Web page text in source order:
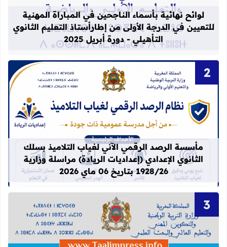
لوائح نهائية بأسماء الناجحين في المباراة المهنية
للتعيين في الدرجة الأولى من إطارأستاذ التعليم الثانوي
التأهيلي - دورة أبريل 2025
قراءة المزيد عن مأسسة الرصد الرقمي الآني
مأسسة الرصد الرقمي الآني لغياب التلاميذ بسلك
الثانوي الإعدادي (إعداديات الريادة) مراسلة وزارية
1928/26 بتاريخ 06 ماي 2026